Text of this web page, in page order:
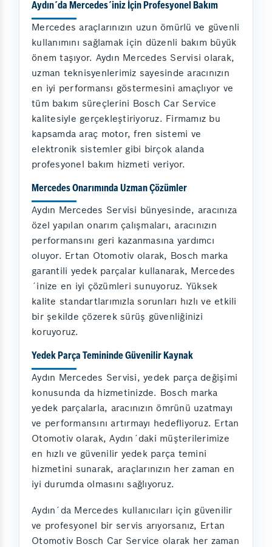
Aydın´da Mercedes´iniz İçin Profesyonel Bakım
Mercedes araçlarınızın uzun ömürlü ve güvenli
kullanımını sağlamak için düzenli bakım büyük
önem taşıyor. Aydın Mercedes Servisi olarak,
uzman teknisyenlerimiz sayesinde aracınızın
en iyi performansı göstermesini amaçlıyor ve
tüm bakım süreçlerini Bosch Car Service
kalitesiyle gerçekleştiriyoruz. Firmamız bu
kapsamda araç motor, fren sistemi ve
elektronik sistemler gibi birçok alanda
profesyonel bakım hizmeti veriyor.
Mercedes Onarımında Uzman Çözümler
Aydın Mercedes Servisi bünyesinde, aracınıza
özel yapılan onarım çalışmaları, aracınızın
performansını geri kazanmasına yardımcı
oluyor. Ertan Otomotiv olarak, Bosch marka
garantili yedek parçalar kullanarak, Mercedes
´inize en iyi çözümleri sunuyoruz. Yüksek
kalite standartlarımızla sorunları hızlı ve etkili
bir şekilde çözerek sürüş güvenliğinizi
koruyoruz.
Yedek Parça Temininde Güvenilir Kaynak
Aydın Mercedes Servisi, yedek parça değişimi
konusunda da hizmetinizde. Bosch marka
yedek parçalarla, aracınızın ömrünü uzatmayı
ve performansını artırmayı hedefliyoruz. Ertan
Otomotiv olarak, Aydın´daki müşterilerimize
en hızlı ve güvenilir yedek parça temini
hizmetini sunarak, araçlarınızın her zaman en
iyi durumda olmasını sağlıyoruz.
Aydın´da Mercedes kullanıcıları için güvenilir
ve profesyonel bir servis arıyorsanız, Ertan
Otomotiv Bosch Car Service olarak her zaman